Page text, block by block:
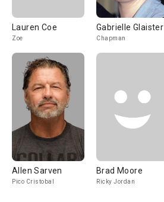
Lauren Coe
Zoe
Gabrielle Glaister
Chapman
Allen Sarven
Pico Cristobal
Brad Moore
Ricky Jordan